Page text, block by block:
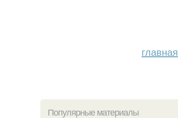
главная
Популярные материалы